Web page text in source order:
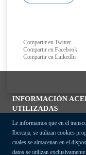
INFORMACIÓN
UTILIZADAS
Le informamos que en el
Ibercaja, se utilizan cookies
cuales se almacenan en el
datos se utilizan
Compartir en Twitter
Compartir en Facebook
Compartir en LinkedIn